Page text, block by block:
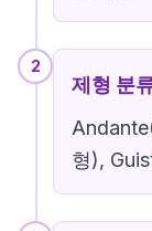
2
제형 분
형),